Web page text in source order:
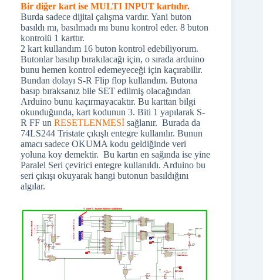
Bir diğer kart ise MULTI INPUT kartıdır.
Burda sadece dijital çalışma vardır. Yani buton
basıldı mı, basılmadı mı bunu kontrol eder. 8 buton
kontrolü 1 karttır.
2 kart kullandım 16 buton kontrol edebiliyorum.
Butonlar basılıp bırakılacağı için, o sırada arduino
bunu hemen kontrol edemeyeceği için kaçırabilir.
Bundan dolayı S-R Flip flop kullandım. Butona
basıp bıraksanız bile SET edilmiş olacağından
Arduino bunu kaçırmayacaktır. Bu karttan bilgi
okunduğunda, kart kodunun 3. Biti 1 yapılarak S-
R FF un RESETLENMESİ sağlanır. Burada da
74LS244 Tristate çıkışlı entegre kullanılır. Bunun
amacı sadece OKUMA kodu geldiğinde veri
yoluna koy demektir. Bu kartın en sağında ise yine
Paralel Seri çevirici entegre kullanıldı. Arduino bu
seri çıkışı okuyarak hangi butonun basıldığını
algılar.